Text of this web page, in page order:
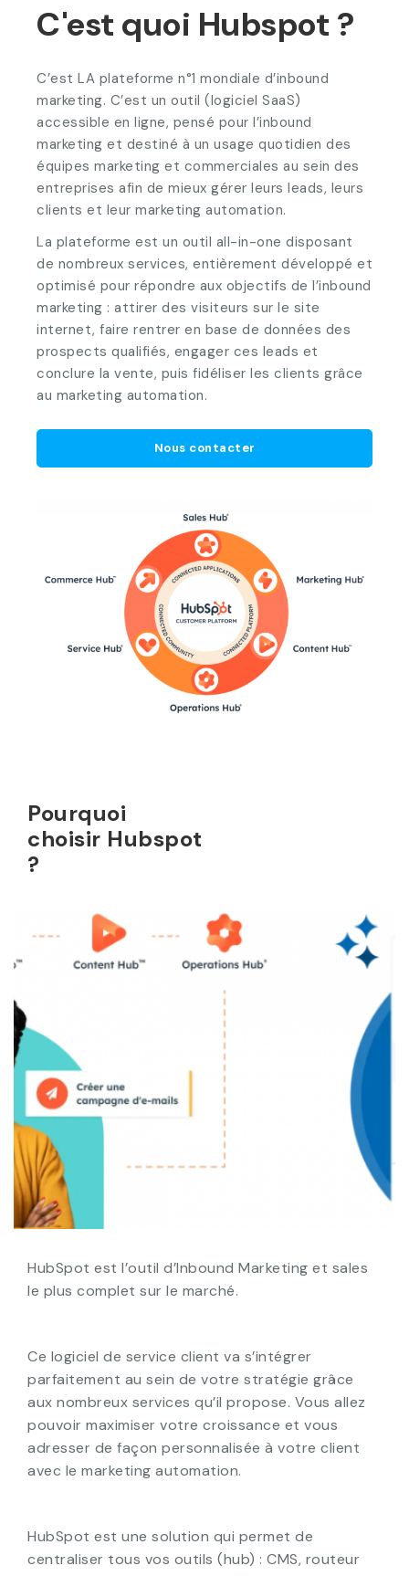
C'est quoi Hubspot ?
C’est LA plateforme n°1 mondiale d’inbound
marketing. C’est un outil (logiciel SaaS)
accessible en ligne, pensé pour l’inbound
marketing et destiné à un usage quotidien des
équipes marketing et commerciales au sein des
entreprises afin de mieux gérer leurs leads, leurs
clients et leur marketing automation.
La plateforme est un outil all-in-one disposant
de nombreux services, entièrement développé et
optimisé pour répondre aux objectifs de l’inbound
marketing : attirer des visiteurs sur le site
internet, faire rentrer en base de données des
prospects qualifiés, engager ces leads et
conclure la vente, puis fidéliser les clients grâce
au marketing automation.
Nous contacter
Pourquoi
choisir Hubspot
?
HubSpot est l’outil d’Inbound Marketing et sales
le plus complet sur le marché.
Ce logiciel de service client va s’intégrer
parfaitement au sein de votre stratégie grâce
aux nombreux services qu’il propose. Vous allez
pouvoir maximiser votre croissance et vous
adresser de façon personnalisée à votre client
avec le marketing automation.
HubSpot est une solution qui permet de
centraliser tous vos outils (hub) : CMS, routeur